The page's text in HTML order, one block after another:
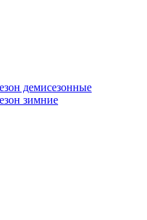
демисезонные
зимние